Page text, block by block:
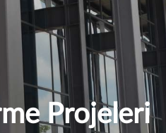
Projeleri